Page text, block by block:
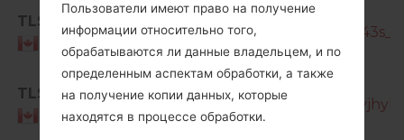
TLS
Canada
SM-
TLS
Canada
SM-
Пользователи имеют право на получение
информации относительно того,
обрабатываются ли данные владельцем, и по
определенным аспектам обработки, а также
на получение копии данных, которые
находятся в процессе обработки.